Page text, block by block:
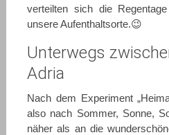
verteilten sich die
unsere Aufenthaltsorte.😉
Unterwegs
Adria
Nach dem Experiment
also nach Sommer, Sonne,
näher als an die